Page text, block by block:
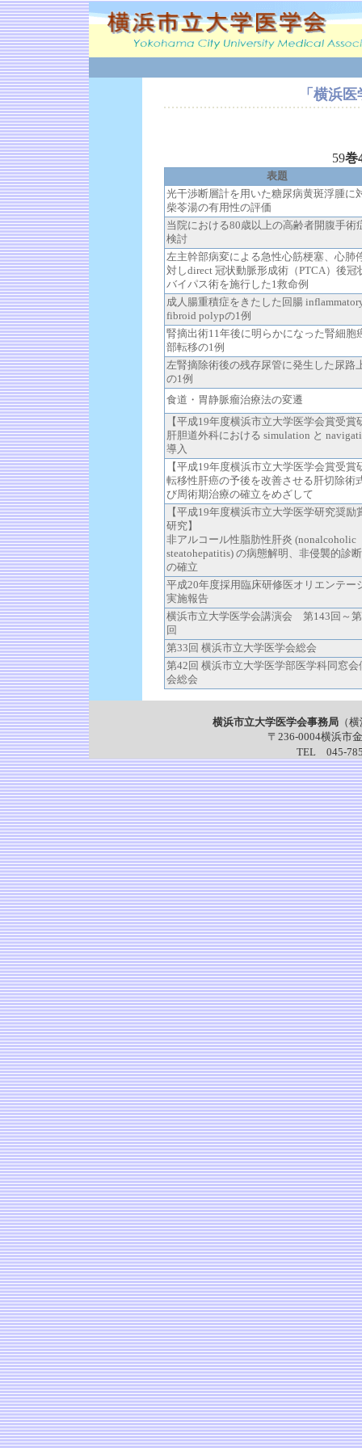
「横浜
59巻
表題
光干渉断層計を用いた糖尿病黄斑浮腫に
柴苓湯の有用性の評価
当院における80歳以上の高齢者開腹手術
検討
左主幹部病変による急性心筋梗塞、心肺
対しdirect 冠状動脈形成術（PTCA）後冠
バイパス術を施行した1救命例
成人腸重積症をきたした回腸
fibroid polypの1例
腎摘出術11年後に明らかになった腎細胞
部転移の1例
左腎摘除術後の残存尿管に発生した尿路
の1例
食道・胃静脈瘤治療法の変遷
【平成19年度横浜市立大学医学会賞受賞
肝胆道外科における simulation と
導入
【平成19年度横浜市立大学医学会賞受賞
転移性肝癌の予後を改善させる肝切除術
び周術期治療の確立をめざして
【平成19年度横浜市立大学医学研究奨励
研究】
非アルコール性脂肪性肝炎 (nonalcoholic
steatohepatitis) の病態解明、非侵襲的診
の確立
平成20年度採用臨床研修医オリエンテー
実施報告
横浜市立大学医学会講演会 第143回～
回
第33回 横浜市立大学医学会総会
第42回 横浜市立大学医学部医学科同窓会
会総会
横浜市立大学医学会事務局（横
〒236-0004横浜市
TEL 045-